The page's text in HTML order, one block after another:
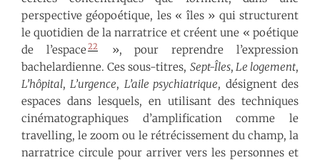
perspective géopoétique, les « îles » qui structurent
le quotidien de la narratrice et créent une « poétique
de l’espace22
», pour reprendre l’expression
bachelardienne. Ces sous-titres, Sept-Îles, Le logement,
L’hôpital, L’urgence, L’aile psychiatrique, désignent des
espaces dans lesquels, en utilisant des techniques
cinématographiques d’amplification comme le
travelling, le zoom ou le rétrécissement du champ, la
narratrice circule pour arriver vers les personnes et